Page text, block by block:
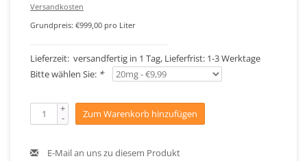
Versandkosten
Grundpreis: €999,00 pro Liter
Lieferzeit: versandfertig in 1 Tag, Lieferfrist: 1-3 Werktage
Bitte wählen Sie: *
+
- Zum Warenkorb hinzufügen
E-Mail an uns zu diesem Produkt